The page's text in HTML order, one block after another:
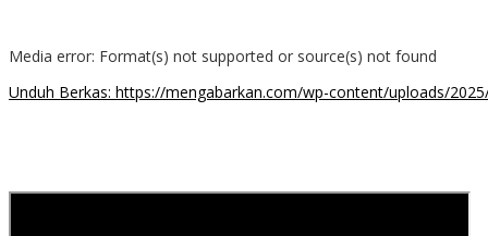
Media error: Format(s) not supported or source(s) not found
Unduh Berkas: https://mengabarkan.com/wp-content/uploads/